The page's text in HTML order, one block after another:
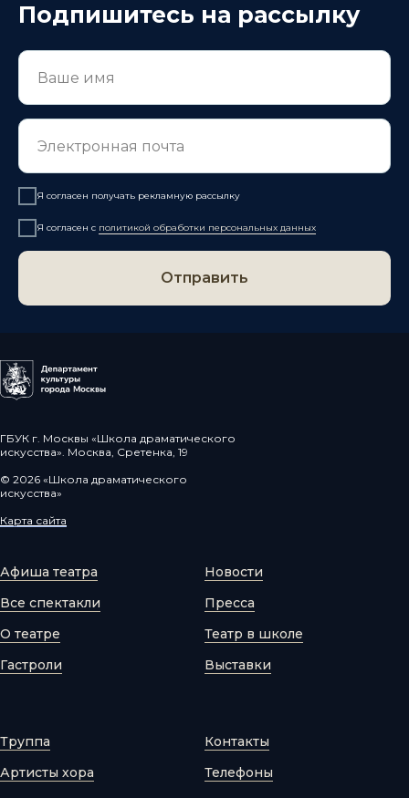
Подпишитесь на рассылку
Я согласен получать рекламную рассылку
Я согласен с политикой обработки персональных данных
Отправить
ГБУК г. Москвы «Школа драматического
искусства». Москва, Сретенка, 19
© 2026 «Школа драматического
искусства»
Карта сайта
Афиша театра
Все спектакли
О театре
Гастроли
Новости
Пресса
Театр в школе
Выставки
Труппа
Артисты хора
Контакты
Телефоны